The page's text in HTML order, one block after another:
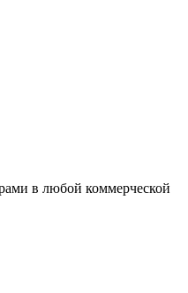
в любой коммерческой